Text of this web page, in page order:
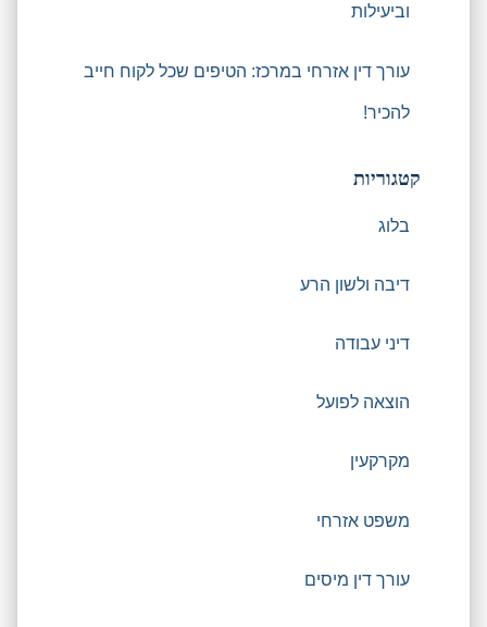
וביעילות
עורך דין אזרחי במרכז: הטיפים שכל לקוח חייב
להכיר!
קטגוריות
בלוג
דיבה ולשון הרע
דיני עבודה
הוצאה לפועל
מקרקעין
משפט אזרחי
עורך דין מיסים